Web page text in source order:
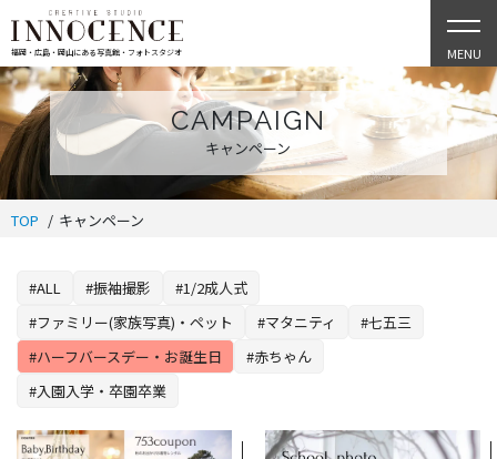
福岡・広島・岡山にある写真館・フォトスタジオ MENU
CAMPAIGN
キャンペーン
TOP キャンペーン
#ALL #振袖撮影
#1/2成人式
#ファミリー(家族写真)・ペット
#マタニティ
#七五三
#ハーフバースデー・お誕生日
#赤ちゃん
#入園入学・卒園卒業